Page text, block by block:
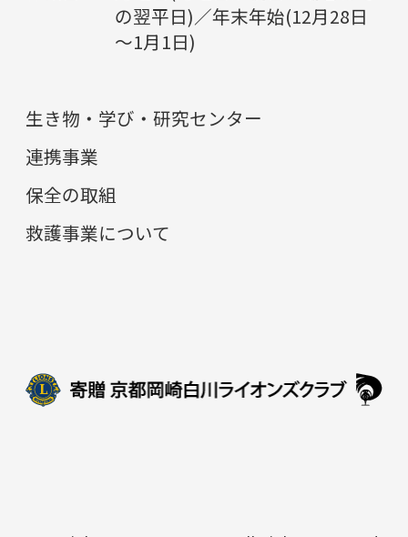
の翌平日)／年末年始(12月28日
～1月1日)
生き物・学び・研究センター
連携事業
保全の取組
救護事業について